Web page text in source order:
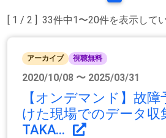
[ 1 / 2 ] 33件中1〜20件を表示してい
アーカイブ 視聴無料
2020/10/08 〜 2025/03/31
【オンデマンド】故障
けた現場でのデータ収
TAKA...